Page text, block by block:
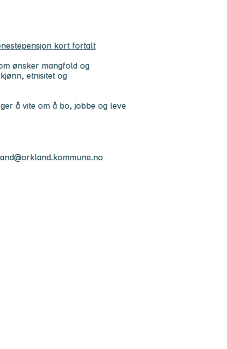
kort fortalt
ønsker mangfold og
etnisitet og
å vite om å bo, jobbe og leve